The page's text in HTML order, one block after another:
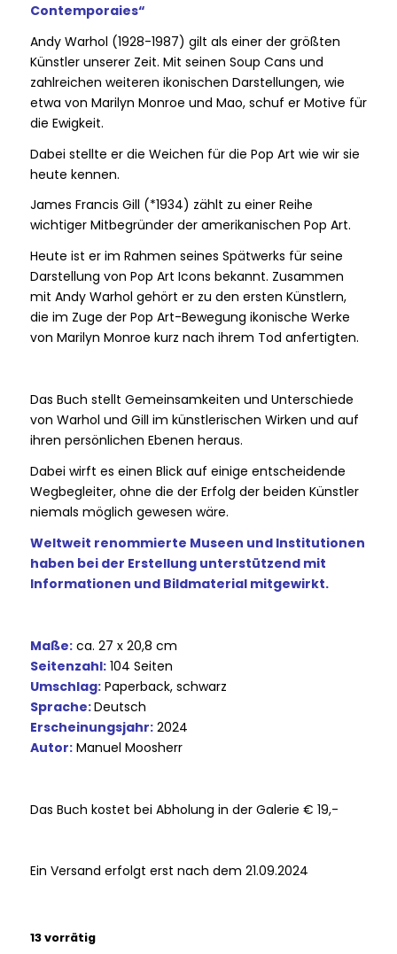
Contemporaies“
Andy Warhol (1928-1987) gilt als einer der größten
Künstler unserer Zeit. Mit seinen Soup Cans und
zahlreichen weiteren ikonischen Darstellungen, wie
etwa von Marilyn Monroe und Mao, schuf er Motive für
die Ewigkeit.
Dabei stellte er die Weichen für die Pop Art wie wir sie
heute kennen.
James Francis Gill (*1934) zählt zu einer Reihe
wichtiger Mitbegründer der amerikanischen Pop Art.
Heute ist er im Rahmen seines Spätwerks für seine
Darstellung von Pop Art Icons bekannt. Zusammen
mit Andy Warhol gehört er zu den ersten Künstlern,
die im Zuge der Pop Art-Bewegung ikonische Werke
von Marilyn Monroe kurz nach ihrem Tod anfertigten.
Das Buch stellt Gemeinsamkeiten und Unterschiede
von Warhol und Gill im künstlerischen Wirken und auf
ihren persönlichen Ebenen heraus.
Dabei wirft es einen Blick auf einige entscheidende
Wegbegleiter, ohne die der Erfolg der beiden Künstler
niemals möglich gewesen wäre.
Weltweit renommierte Museen und Institutionen
haben bei der Erstellung unterstützend mit
Informationen und Bildmaterial mitgewirkt.
Maße:ca. 27 x 20,8 cm
Seitenzahl:104 Seiten
Umschlag:Paperback, schwarz
Sprache:Deutsch
Erscheinungsjahr:2024
Autor:Manuel Moosherr
Das Buch kostet bei Abholung in der Galerie € 19,-
Ein Versand erfolgt erst nach dem 21.09.2024
13 vorrätig